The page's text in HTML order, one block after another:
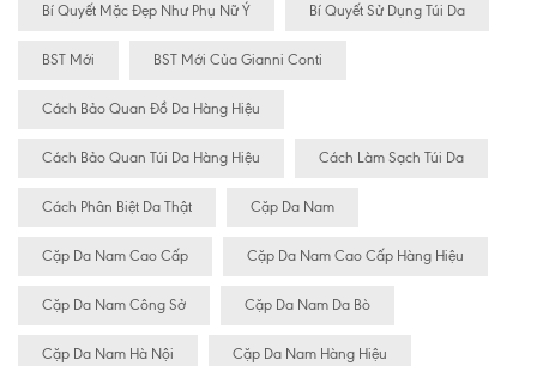
Bí Quyết Mặc Đẹp Như Phụ Nữ Ý Bí Quyết Sử Dụng Túi Da
BST Mới BST Mới Của Gianni Conti
Cách Bảo Quan Đồ Da Hàng Hiệu
Cách Bảo Quan Túi Da Hàng Hiệu Cách Làm Sạch Túi Da
Cách Phân Biệt Da Thật Cặp Da Nam
Cặp Da Nam Cao Cấp Cặp Da Nam Cao Cấp Hàng Hiệu
Cặp Da Nam Công Sở Cặp Da Nam Da Bò
Cặp Da Nam Hà Nội Cặp Da Nam Hàng Hiệu